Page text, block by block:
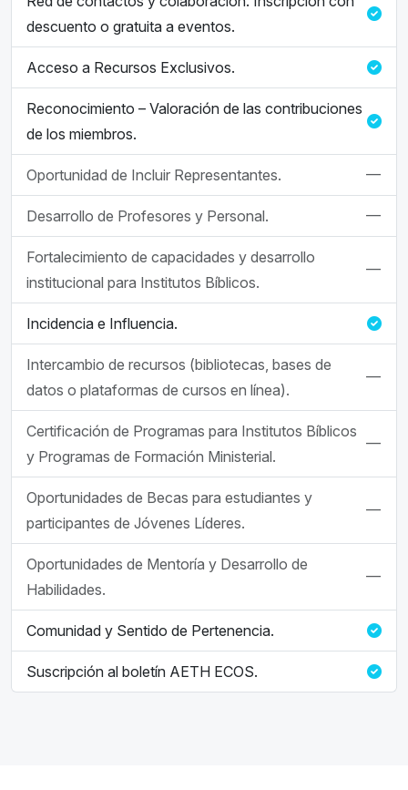
descuento o gratuita a eventos.
Acceso a Recursos Exclusivos.
Reconocimiento – Valoración de las contribuciones
de los miembros.
Oportunidad de Incluir Representantes. —
Desarrollo de Profesores y Personal. —
Fortalecimiento de capacidades y desarrollo
institucional para Institutos Bíblicos.
—
Incidencia e Influencia.
Intercambio de recursos (bibliotecas, bases de
datos o plataformas de cursos en línea).
—
Certificación de Programas para Institutos Bíblicos
y Programas de Formación Ministerial.
—
Oportunidades de Becas para estudiantes y
participantes de Jóvenes Líderes.
—
Oportunidades de Mentoría y Desarrollo de
Habilidades.
—
Comunidad y Sentido de Pertenencia.
Suscripción al boletín AETH ECOS.